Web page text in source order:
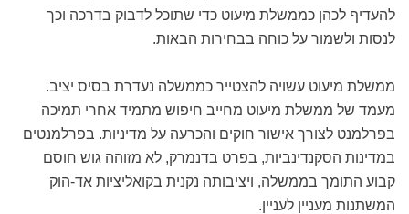
להעדיף לכהן כממשלת מיעוט כדי שתוכל לדבוק בדרכה וכך
לנסות ולשמור על כוחה בבחירות הבאות.
ממשלת מיעוט עשויה להצטייר כממשלה נעדרת בסיס יציב.
מעמד של ממשלת מיעוט מחייב חיפוש מתמיד אחרי תמיכה
בפרלמנט לצורך אישור חוקים והכרעה על מדיניות. בפרלמנטים
במדינות הסקנדינביות, בפרט בדנמרק, לא מזוהה גוש חוסם
קבוע התומך בממשלה, ויציבותה נקנית בקואליציות אד-הוק
המשתנות מעניין לעניין.